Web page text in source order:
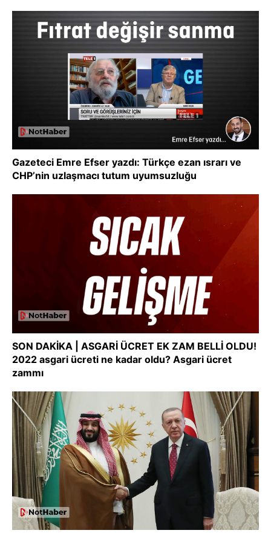
Gazeteci Emre Efser yazdı: Türkçe ezan ısrarı ve
CHP’nin uzlaşmacı tutum uyumsuzluğu
SON DAKİKA | ASGARİ ÜCRET EK ZAM BELLİ OLDU!
2022 asgari ücreti ne kadar oldu? Asgari ücret
zammı